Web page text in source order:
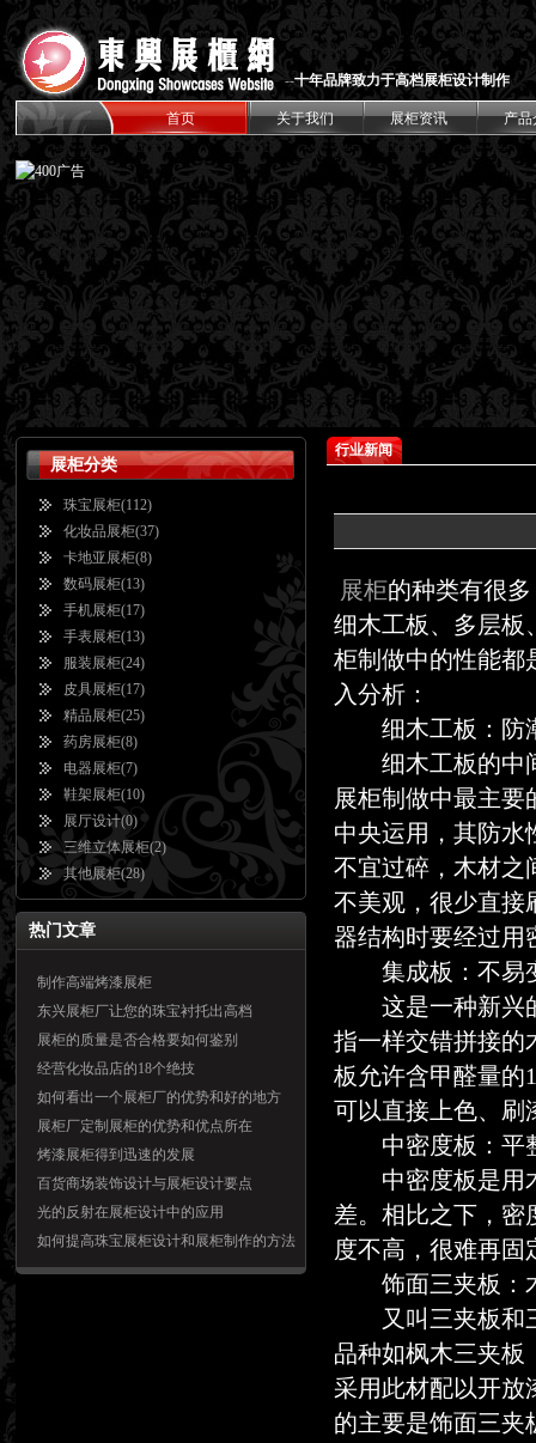
--十年品牌致力于高档展柜设计制作
首页 关于我们 展柜资讯 产品
展柜分类
珠宝展柜(112)
化妆品展柜(37)
卡地亚展柜(8)
数码展柜(13)
手机展柜(17)
手表展柜(13)
服装展柜(24)
皮具展柜(17)
精品展柜(25)
药房展柜(8)
电器展柜(7)
鞋架展柜(10)
展厅设计(0)
三维立体展柜(2)
其他展柜(28)
热门文章
制作高端烤漆展柜
东兴展柜厂让您的珠宝衬托出高档
展柜的质量是否合格要如何鉴别
经营化妆品店的18个绝技
如何看出一个展柜厂的优势和好的地方
展柜厂定制展柜的优势和优点所在
烤漆展柜得到迅速的发展
百货商场装饰设计与展柜设计要点
光的反射在展柜设计中的应用
如何提高珠宝展柜设计和展柜制作的方法
行业新闻
展柜的种类有很
细木工板、多层板
柜制做中的性能都
入分析：
细木工板：防
细木工板的中间
展柜制做中最主
中央运用，其防水
不宜过碎，木材之
不美观，很少直接
器结构时要经过用
集成板：不易
这是一种新兴的
指一样交错拼接的
板允许含甲醛量的
可以直接上色、刷
中密度板：平
中密度板是用木
差。相比之下，密
度不高，很难再固
饰面三夹板：
又叫三夹板和三
品种如枫木三夹板
采用此材配以开放
的主要是饰面三夹